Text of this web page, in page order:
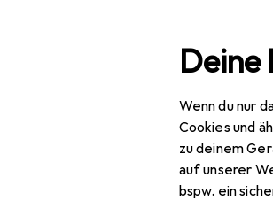
Deine
Wenn du nur
Cookies und
zu deinem
auf unserer
bspw. ein
Navigation nach Kategorien
IT + Multimedia